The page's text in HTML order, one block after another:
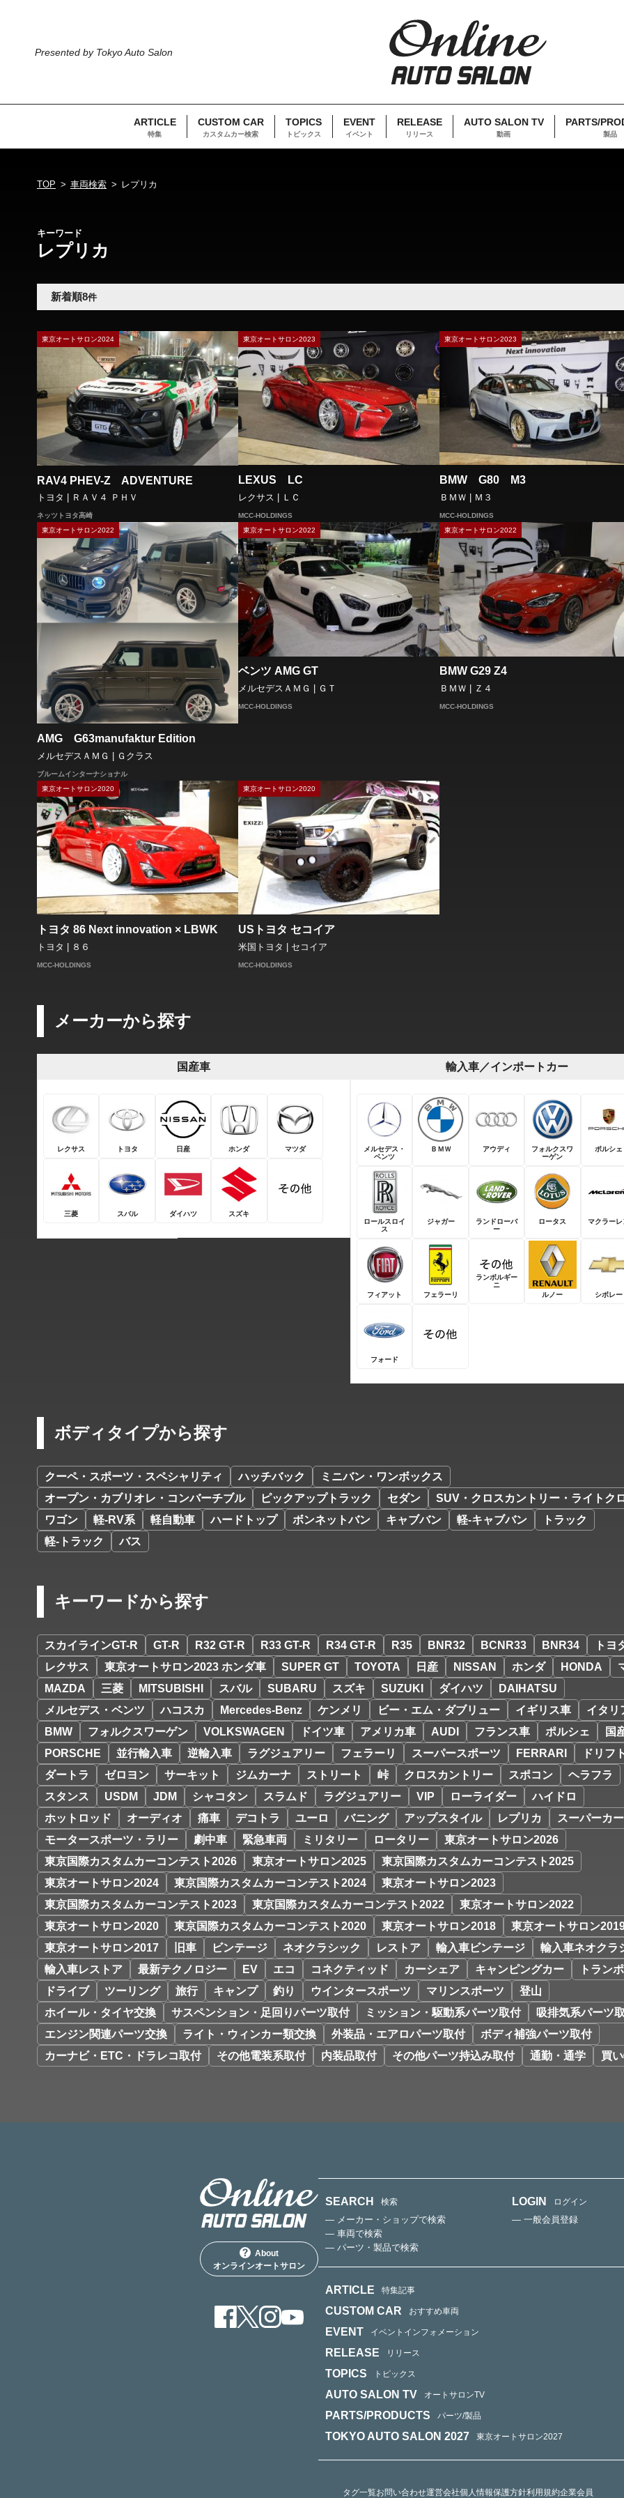
Presented by Tokyo Auto Salon
ARTICLE
特集
CUSTOM CAR
カスタムカー検索
TOPICS
トピックス
EVENT
イベント
RELEASE
リリース
AUTO SALON TV
動画
PARTS/
製品
TOP 車両検索 レプリカ
キーワード
レプリカ
新着順8件
東京オートサロン2024
RAV4 PHEV-Z ADVENTURE
トヨタ | ＲＡＶ４ ＰＨＶ
ネッツトヨタ高崎
東京オートサロン2023
LEXUS LC
レクサス | ＬＣ
MCC-HOLDINGS
東京オートサロン2023
BMW G80 M3
ＢＭＷ | Ｍ３
MCC-HOLDINGS
東京オートサロン2022
AMG G63manufaktur Edition
メルセデスＡＭＧ | Ｇクラス
ブルームインターナショナル
東京オートサロン2022
ベンツ AMG GT
メルセデスＡＭＧ | ＧＴ
MCC-HOLDINGS
東京オートサロン2022
BMW G29 Z4
ＢＭＷ | Ｚ４
MCC-HOLDINGS
東京オートサロン2020
トヨタ 86 Next innovation × LBWK
トヨタ | ８６
MCC-HOLDINGS
東京オートサロン2020
USトヨタ セコイア
米国トヨタ | セコイア
MCC-HOLDINGS
メーカーから探す
国産車
レクサス トヨタ 日産 ホンダ マツダ
三菱 スバル ダイハツ スズキ
輸入車／インポートカー
メルセデス・
ベンツ
ＢＭＷ アウディ
フォルクスワ
ーゲン
ポルシェ
ロールスロイ
ス
ジャガー
ランドローバ
ー
ロータス マクラーレ
フィアット フェラーリ
ランボルギー
ニ
ルノー
シボレー
フォード
ボディタイプから探す
クーペ・スポーツ・スペシャリティ ハッチバック
ミニバン・ワンボックス
オープン・カブリオレ・コンバーチブル
ピックアップトラック セダン
SUV・クロスカントリー・ライトク
ワゴン
軽-RV系 軽自動車 ハードトップ ボンネットバン キャブバン 軽-キャブバン
トラック
軽-トラック
バス
キーワードから探す
スカイラインGT-R GT-R R32 GT-R R33 GT-R R34 GT-R R35 BNR32 BCNR33 BNR34
トヨ
レクサス
東京オートサロン2023 ホンダ車 SUPER GT TOYOTA 日産 NISSAN ホンダ HONDA
MAZDA
三菱 MITSUBISHI スバル SUBARU スズキ SUZUKI ダイハツ
DAIHATSU
メルセデス・ベンツ
ハコスカ Mercedes-Benz ケンメリ ビー・エム・ダブリュー イギリス車
イタリ
BMW
フォルクスワーゲン VOLKSWAGEN ドイツ車 アメリカ車 AUDI フランス車 ポルシェ
国
PORSCHE
並行輸入車 逆輸入車 ラグジュアリー フェラーリ スーパースポーツ FERRARI
ドリフ
ダートラ
ゼロヨン サーキット ジムカーナ ストリート 峠 クロスカントリー スポコン
ヘラフラ
スタンス
USDM JDM シャコタン スラムド ラグジュアリー VIP ローライダー
ハイドロ
ホットロッド
オーディオ 痛車 デコトラ ユーロ バニング アップスタイル レプリカ
スーパーカー
モータースポーツ・ラリー
劇中車 緊急車両 ミリタリー ロータリー
東京オートサロン2026
東京国際カスタムカーコンテスト2026
東京オートサロン2025
東京国際カスタムカーコンテスト2025
東京オートサロン2024
東京国際カスタムカーコンテスト2024
東京オートサロン2023
東京国際カスタムカーコンテスト2023
東京国際カスタムカーコンテスト2022
東京オートサロン2022
東京オートサロン2020
東京国際カスタムカーコンテスト2020 東京オートサロン2018
東京オートサロン
東京オートサロン2017
旧車 ビンテージ ネオクラシック レストア 輸入車ビンテージ
輸入車ネオクラ
輸入車レストア
最新テクノロジー EV エコ コネクティッド カーシェア キャンピングカー
トランポ
ドライブ
ツーリング 旅行 キャンプ 釣り ウインタースポーツ マリンスポーツ
登山
ホイール・タイヤ交換
サスペンション・足回りパーツ取付 ミッション・駆動系パーツ取付
吸排気系パーツ
エンジン関連パーツ交換
ライト・ウィンカー類交換 外装品・エアロパーツ取付
ボディ補強パーツ取付
カーナビ・ETC・ドラレコ取付
その他電装系取付 内装品取付 その他パーツ持込み取付 通勤・通学 買
About
オンラインオートサロン
SEARCH 検索
— メーカー・ショップで検索
— 車両で検索
— パーツ・製品で検索
LOGIN ログイン
— 一般会員登録
ARTICLE 特集記事
CUSTOM CAR おすすめ車両
EVENT イベントインフォメーション
RELEASE リリース
TOPICS トピックス
AUTO SALON TV オートサロンTV
PARTS/PRODUCTS パーツ/製品
TOKYO AUTO SALON 2027 東京オートサロン2027
タグ一覧お問い合わせ運営会社個人情報保護方針利用規約企業会員